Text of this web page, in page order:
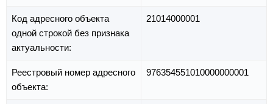
Код адресного объекта
одной строкой без признака
актуальности:
21014000001
Реестровый номер адресного
объекта:
976354551010000000001